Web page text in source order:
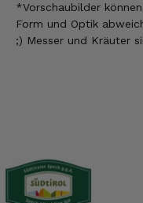
*Vorschaubilder können
Form und Optik
;) Messer und Kräuter